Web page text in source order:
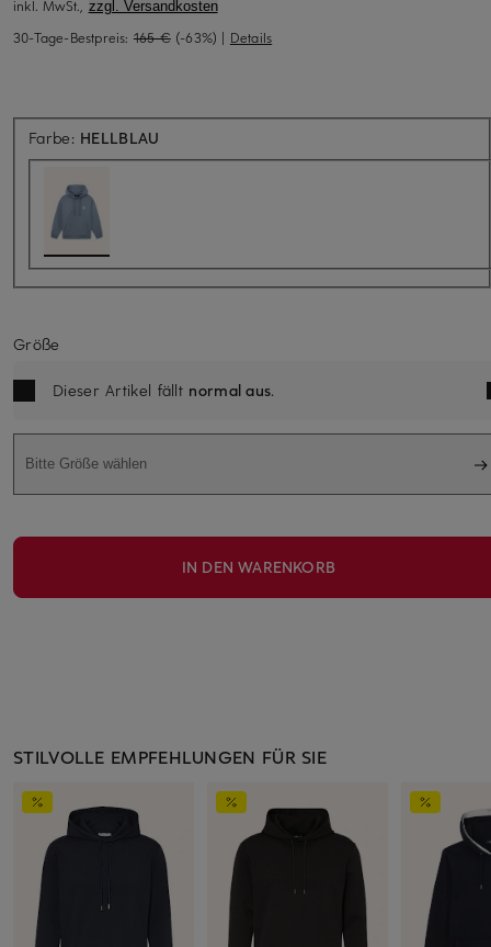
inkl. MwSt., zzgl. Versandkosten
30-Tage-Bestpreis: 165 € (-63%) | Details
Farbe: HELLBLAU
Größe
Dieser Artikel fällt normal aus.
Bitte Größe wählen
IN DEN WARENKORB
STILVOLLE EMPFEHLUNGEN FÜR SIE